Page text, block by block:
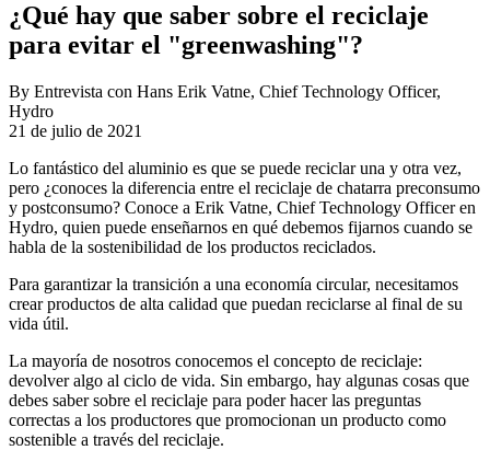
¿Qué hay que saber sobre el reciclaje
para evitar el "greenwashing"?
By Entrevista con Hans Erik Vatne, Chief Technology Officer,
Hydro
21 de julio de 2021
Lo fantástico del aluminio es que se puede reciclar una y otra vez,
pero ¿conoces la diferencia entre el reciclaje de chatarra preconsumo
y postconsumo? Conoce a Erik Vatne, Chief Technology Officer en
Hydro, quien puede enseñarnos en qué debemos fijarnos cuando se
habla de la sostenibilidad de los productos reciclados.
Para garantizar la transición a una economía circular, necesitamos
crear productos de alta calidad que puedan reciclarse al final de su
vida útil.
La mayoría de nosotros conocemos el concepto de reciclaje:
devolver algo al ciclo de vida. Sin embargo, hay algunas cosas que
debes saber sobre el reciclaje para poder hacer las preguntas
correctas a los productores que promocionan un producto como
sostenible a través del reciclaje.